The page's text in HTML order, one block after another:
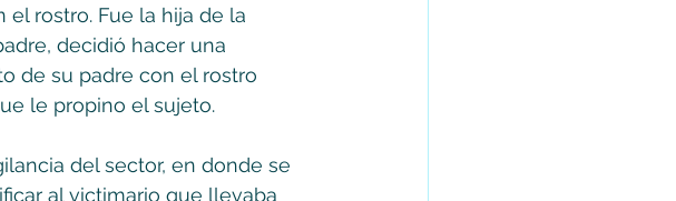
rostro. Fue la hija de la
decidió hacer una
de su padre con el rostro
le propino el sujeto.
del sector, en donde se
al victimario que llevaba